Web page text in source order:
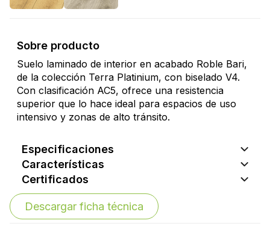
Sobre producto
Suelo laminado de interior en acabado Roble Bari,
de la colección Terra Platinium, con biselado V4.
Con clasificación AC5, ofrece una resistencia
superior que lo hace ideal para espacios de uso
intensivo y zonas de alto tránsito.
Especificaciones
Características
Certificados
Descargar ficha técnica